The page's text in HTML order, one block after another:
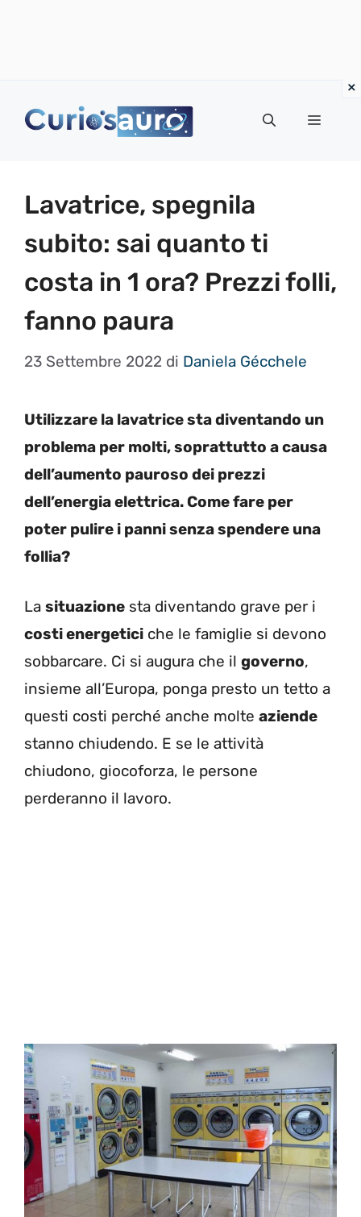
Menu
Lavatrice, spegnila
subito: sai quanto ti
costa in 1 ora? Prezzi folli,
fanno paura
23 Settembre 2022 di Daniela Gécchele
Utilizzare la lavatrice sta diventando un
problema per molti, soprattutto a causa
dell’aumento pauroso dei prezzi
dell’energia elettrica. Come fare per
poter pulire i panni senza spendere una
follia?
La situazione sta diventando grave per i
costi energetici che le famiglie si devono
sobbarcare. Ci si augura che il governo,
insieme all’Europa, ponga presto un tetto a
questi costi perché anche molte aziende
stanno chiudendo. E se le attività
chiudono, giocoforza, le persone
perderanno il lavoro.